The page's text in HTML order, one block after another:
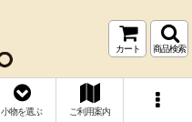
カート 商品検索
小物を選ぶ ご利用案内